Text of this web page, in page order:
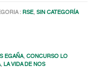
: RSE,SIN CATEGORÍA
EGAÑA,CONCURSO LO
,LA VIDA DE NOS